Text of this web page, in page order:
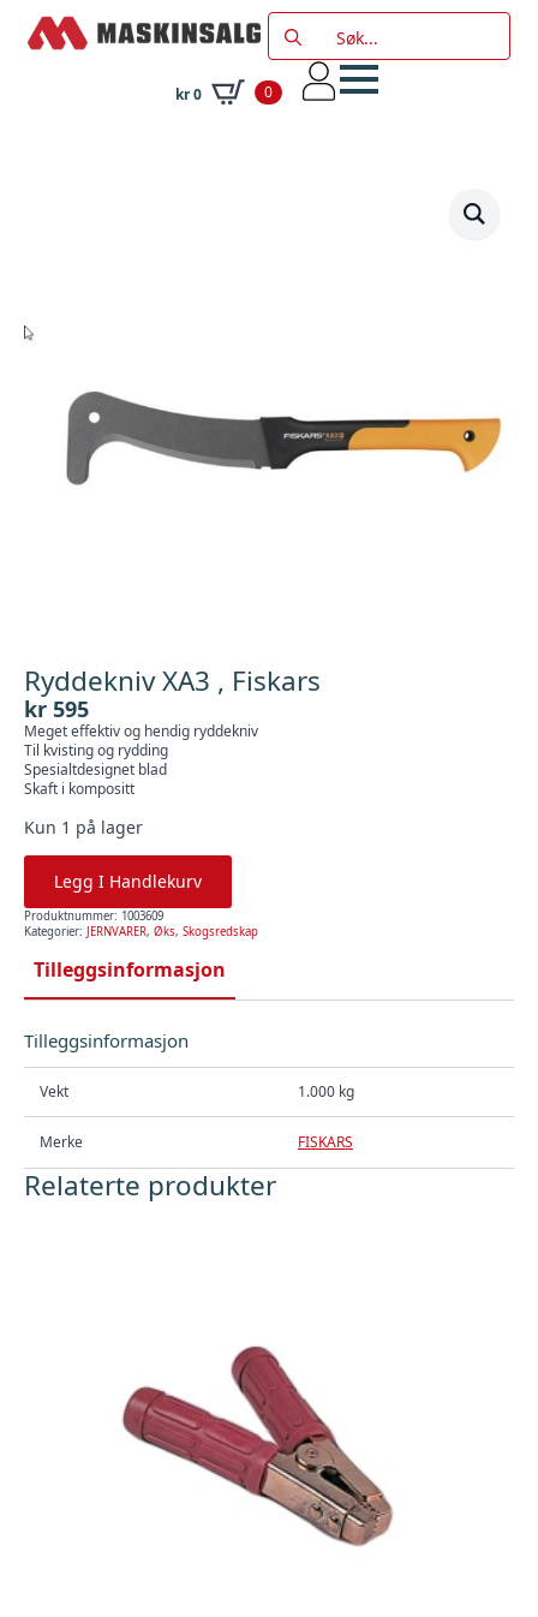
Search
for:
kr0 0
Ryddekniv XA3 , Fiskars
kr 595
Meget effektiv og hendig ryddekniv
Til kvisting og rydding
Spesialtdesignet blad
Skaft i kompositt
Kun 1 på lager
Legg I Handlekurv
Produktnummer: 1003609
Kategorier: JERNVARER, Øks, Skogsredskap
Tilleggsinformasjon
Tilleggsinformasjon
Vekt 1.000 kg
Merke FISKARS
Relaterte produkter